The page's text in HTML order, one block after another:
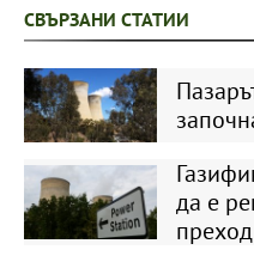
СВЪРЗАНИ СТАТИИ
да е